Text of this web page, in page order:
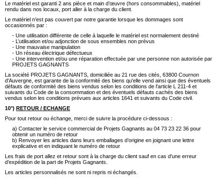
Le matériel est garanti 2 ans pièce et main d’œuvre (hors consommables), matériel
rendu dans nos locaux, port aller à la charge du client.
Le matériel n’est pas couvert par notre garantie lorsque les dommages sont
occasionnés par :
- Une utilisation différente de celle à laquelle le matériel est normalement destiné
- L’utilisation et/ou adjonction de sous ensembles non prévus
- Une mauvaise manipulation
- Un réseau électrique défectueux
- Une intervention et/ou une réparation effectuée par une personne non autorisée par
PROJETS GAGNANTS
La société PROJETS GAGNANTS, domiciliée au 21 rue des cités, 63800 Cournon
d'Auvergne, est garante de la conformité des biens qu'elle vend ainsi que des éventuels
défauts de conformité des biens vendus selon les conditions de l'article L 211-4 et
suivants du Code de la consommation et des éventuels défauts cachés des biens
vendus selon les conditions prévues aux articles 1641 et suivants du Code civil.
10°) RETOUR / ECHANGE
Pour tout retour ou échange, merci de suivre la procédure ci-dessous :
a) Contacter le service commercial de Projets Gagnants au 04 73 23 22 36 pour
obtenir un numéro de retour
b) Renvoyer les articles dans leurs emballages d’origine en joignant une lettre
explicative et en indiquant le numéro de retour
Les frais de port allez et retour sont à la charge du client sauf en cas d’une erreur
d’expédition de la part de Projets Gagnants.
Les articles personnalisés ne sont ni repris ni échangés.